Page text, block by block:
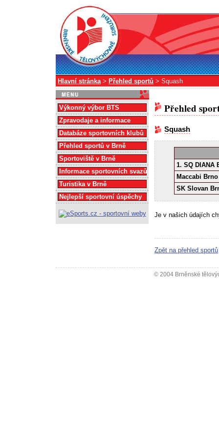
Hlavní stránka> Přehled sportů > Squash
Přehled
Squash
1. SQ DIANA
Maccabi Brno
SK Slovan
Je v našich údajích
Zpět na přehled sportů
Výkonný výbor BTS
Zpravodaje a informace
Databáze sportovních klubů
Přehled sportů v Brně
Sportoviště v Brně
Informace sportovních svazů
Turistika v Brně
Nejlepší sportovní úspěchy
© 2004 Brněnské